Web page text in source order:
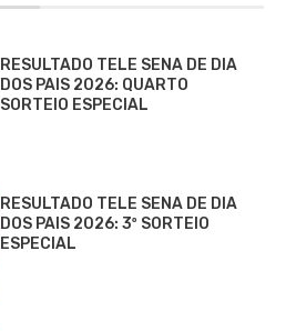
RESULTADO TELE SENA DE DIA
DOS PAIS 2026: QUARTO
SORTEIO ESPECIAL
RESULTADO TELE SENA DE DIA
DOS PAIS 2026: 3º SORTEIO
ESPECIAL